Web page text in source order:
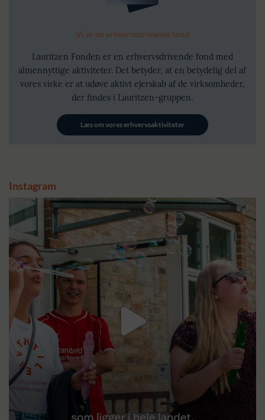
Vi er en erhvervsdrivende fond
Lauritzen Fonden er en erhvervsdrivende fond med
almennyttige aktiviteter. Det betyder, at en betydelig del af
vores virke er at udøve aktivt ejerskab af de virksomheder,
der findes i Lauritzen-gruppen.
Læs om vores erhvervsaktiviteter
Instagram